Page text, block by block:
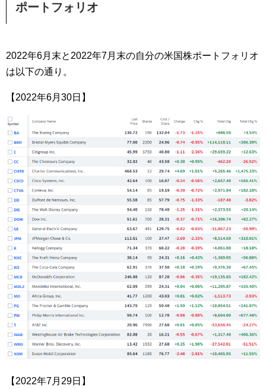
ポートフォリオ
2022年6月末と2022年7月末の自分の米国株ポートフォリオ
は以下の通り。
【2022年6月30日】
【2022年7月29日】